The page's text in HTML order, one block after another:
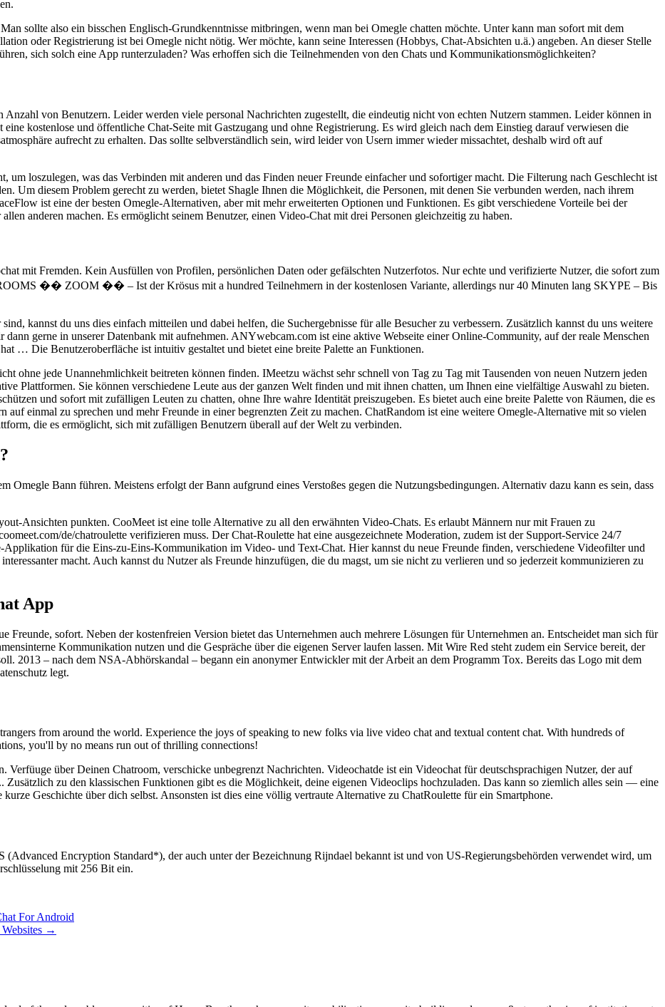
sollte also ein bisschen Englisch-Grundkenntnisse mitbringen, wenn man bei Omegle chatten möchte. Unter kann man sofort mit dem
oder Registrierung ist bei Omegle nicht nötig. Wer möchte, kann seine Interessen (Hobbys, Chat-Absichten u.ä.) angeben. An dieser Stelle
sich solch eine App runterzuladen? Was erhoffen sich die Teilnehmenden von den Chats und Kommunikationsmöglichkeiten?
von Benutzern. Leider werden viele personal Nachrichten zugestellt, die eindeutig nicht von echten Nutzern stammen. Leider können in
kostenlose und öffentliche Chat-Seite mit Gastzugang und ohne Registrierung. Es wird gleich nach dem Einstieg darauf verwiesen die
aufrecht zu erhalten. Das sollte selbverständlich sein, wird leider von Usern immer wieder missachtet, deshalb wird oft auf
loszulegen, was das Verbinden mit anderen und das Finden neuer Freunde einfacher und sofortiger macht. Die Filterung nach Geschlecht ist
Um diesem Problem gerecht zu werden, bietet Shagle Ihnen die Möglichkeit, die Personen, mit denen Sie verbunden werden, nach ihrem
ist eine der besten Omegle-Alternativen, aber mit mehr erweiterten Optionen und Funktionen. Es gibt verschiedene Vorteile bei der
anderen machen. Es ermöglicht seinem Benutzer, einen Video-Chat mit drei Personen gleichzeitig zu haben.
mit Fremden. Kein Ausfüllen von Profilen, persönlichen Daten oder gefälschten Nutzerfotos. Nur echte und verifizierte Nutzer, die sofort zum
�� ZOOM �� – Ist der Krösus mit a hundred Teilnehmern in der kostenlosen Variante, allerdings nur 40 Minuten lang SKYPE – Bis
kannst du uns dies einfach mitteilen und dabei helfen, die Suchergebnisse für alle Besucher zu verbessern. Zusätzlich kannst du uns weitere
gerne in unserer Datenbank mit aufnehmen. ANYwebcam.com ist eine aktive Webseite einer Online-Community, auf der reale Menschen
… Die Benutzeroberfläche ist intuitiv gestaltet und bietet eine breite Palette an Funktionen.
ohne jede Unannehmlichkeit beitreten können finden. IMeetzu wächst sehr schnell von Tag zu Tag mit Tausenden von neuen Nutzern jeden
Plattformen. Sie können verschiedene Leute aus der ganzen Welt finden und mit ihnen chatten, um Ihnen eine vielfältige Auswahl zu bieten.
und sofort mit zufälligen Leuten zu chatten, ohne Ihre wahre Identität preiszugeben. Es bietet auch eine breite Palette von Räumen, die es
auf einmal zu sprechen und mehr Freunde in einer begrenzten Zeit zu machen. ChatRandom ist eine weitere Omegle-Alternative mit so vielen
die es ermöglicht, sich mit zufälligen Benutzern überall auf der Welt zu verbinden.
Omegle Bann führen. Meistens erfolgt der Bann aufgrund eines Verstoßes gegen die Nutzungsbedingungen. Alternativ dazu kann es sein, dass
Ansichten punkten. CooMeet ist eine tolle Alternative zu all den erwähnten Video-Chats. Es erlaubt Männern nur mit Frauen zu
de/chatroulette verifizieren muss. Der Chat-Roulette hat eine ausgezeichnete Moderation, zudem ist der Support-Service 24/7
für die Eins-zu-Eins-Kommunikation im Video- und Text-Chat. Hier kannst du neue Freunde finden, verschiedene Videofilter und
macht. Auch kannst du Nutzer als Freunde hinzufügen, die du magst, um sie nicht zu verlieren und so jederzeit kommunizieren zu
App
Freunde, sofort. Neben der kostenfreien Version bietet das Unternehmen auch mehrere Lösungen für Unternehmen an. Entscheidet man sich für
Kommunikation nutzen und die Gespräche über die eigenen Server laufen lassen. Mit Wire Red steht zudem ein Service bereit, der
2013 – nach dem NSA-Abhörskandal – begann ein anonymer Entwickler mit der Arbeit an dem Programm Tox. Bereits das Logo mit dem
legt.
from around the world. Experience the joys of speaking to new folks via live video chat and textual content chat. With hundreds of
you'll by no means run out of thrilling connections!
Verfüuge über Deinen Chatroom, verschicke unbegrenzt Nachrichten. Videochatde ist ein Videochat für deutschsprachigen Nutzer, der auf
Zusätzlich zu den klassischen Funktionen gibt es die Möglichkeit, deine eigenen Videoclips hochzuladen. Das kann so ziemlich alles sein — eine
Geschichte über dich selbst. Ansonsten ist dies eine völlig vertraute Alternative zu ChatRoulette für ein Smartphone.
(Advanced Encryption Standard*), der auch unter der Bezeichnung Rijndael bekannt ist und von US-Regierungsbehörden verwendet wird, um
mit 256 Bit ein.
For Android
→